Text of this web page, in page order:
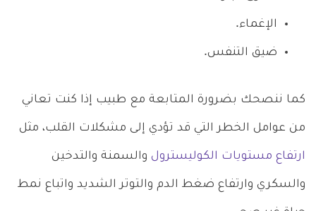
الإغماء.
ضيق التنفس.
كما ننصحك بضرورة المتابعة مع طبيب إذا كنت تعاني
من عوامل الخطر التي قد تؤدي إلى مشكلات القلب، مثل
ارتفاع مستويات الكوليسترول والسمنة والتدخين
والسكري وارتفاع ضغط الدم والتوتر الشديد واتباع نمط